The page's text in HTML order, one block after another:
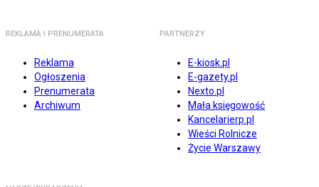
REKLAMA I PRENUMERATA
Reklama
Ogłoszenia
Prenumerata
Archiwum
PARTNERZY
E-kiosk.pl
E-gazety.pl
Nexto.pl
Mała księgowość
Kancelarierp.pl
Wieści Rolnicze
Życie Warszawy